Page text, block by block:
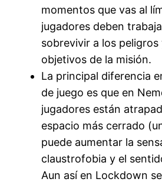
momentos que vas al
jugadores deben
sobrevivir a los
objetivos de la misión.
La principal diferencia
de juego es que en
jugadores están
espacio más cerrado
puede aumentar la
claustrofobia y el
Aun así en Lockdown